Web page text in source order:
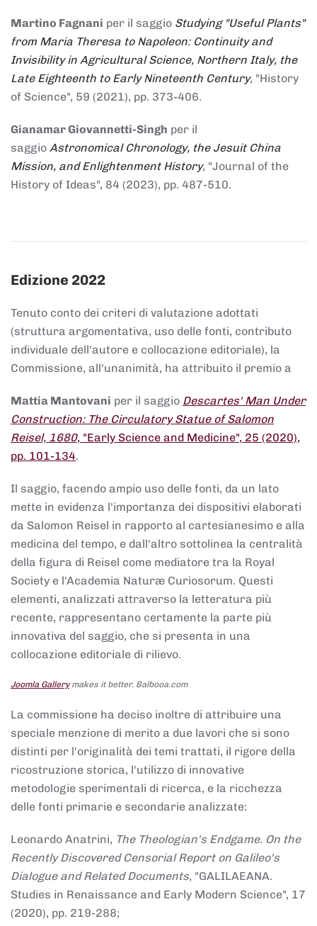
Martino Fagnani per il saggio Studying "Useful Plants"
from Maria Theresa to Napoleon: Continuity and
Invisibility in Agricultural Science, Northern Italy, the
Late Eighteenth to Early Nineteenth Century, "History
of Science", 59 (2021), pp. 373-406.
Gianamar Giovannetti-Singh per il
saggio Astronomical Chronology, the Jesuit China
Mission, and Enlightenment History, "Journal of the
History of Ideas", 84 (2023), pp. 487-510.
Edizione 2022
Tenuto conto dei criteri di valutazione adottati
(struttura argomentativa, uso delle fonti, contributo
individuale dell'autore e collocazione editoriale), la
Commissione, all'unanimità, ha attribuito il premio a
Mattia Mantovani per il saggio Descartes' Man Under
Construction: The Circulatory Statue of Salomon
Reisel, 1680, "Early Science and Medicine", 25 (2020),
pp. 101-134.
Il saggio, facendo ampio uso delle fonti, da un lato
mette in evidenza l'importanza dei dispositivi elaborati
da Salomon Reisel in rapporto al cartesianesimo e alla
medicina del tempo, e dall'altro sottolinea la centralità
della figura di Reisel come mediatore tra la Royal
Society e l'Academia Naturæ Curiosorum. Questi
elementi, analizzati attraverso la letteratura più
recente, rappresentano certamente la parte più
innovativa del saggio, che si presenta in una
collocazione editoriale di rilievo.
Joomla Gallerymakes it better. Balbooa.com
La commissione ha deciso inoltre di attribuire una
speciale menzione di merito a due lavori che si sono
distinti per l'originalità dei temi trattati, il rigore della
ricostruzione storica, l'utilizzo di innovative
metodologie sperimentali di ricerca, e la ricchezza
delle fonti primarie e secondarie analizzate:
Leonardo Anatrini, The Theologian's Endgame. On the
Recently Discovered Censorial Report on Galileo's
Dialogue and Related Documents, "GALILAEANA.
Studies in Renaissance and Early Modern Science", 17
(2020), pp. 219-288;